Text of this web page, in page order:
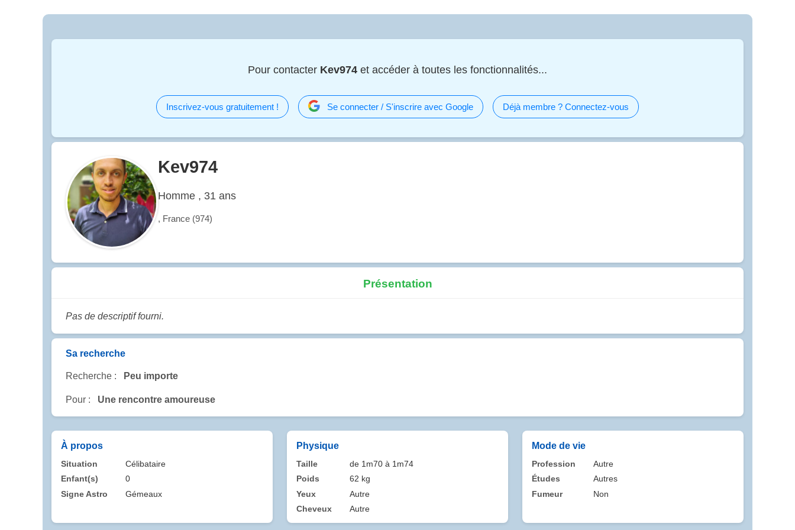
Pour contacter Kev974 et accéder à toutes les fonctionnalités...
Inscrivez-vous gratuitement ! Se connecter / S'inscrire avec Google Déjà membre ? Connectez-vous
Kev974
Homme , 31 ans
, France (974)
Présentation
Pas de descriptif fourni.
Sa recherche
Recherche : Peu importe
Pour : Une rencontre amoureuse
À propos
Situation
Célibataire
Enfant(s)
0
Signe Astro
Gémeaux
Physique
Taille
de 1m70 à 1m74
Poids
62 kg
Yeux
Autre
Cheveux
Autre
Mode de vie
Profession
Autre
Études
Autres
Fumeur
Non